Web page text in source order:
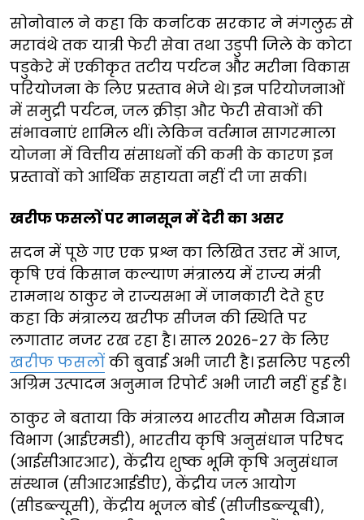
सोनोवाल ने कहा कि कर्नाटक सरकार ने मंगलुरु से
मरावंथे तक यात्री फेरी सेवा तथा उडुपी जिले के कोटा
पडुकेरे में एकीकृत तटीय पर्यटन और मरीना विकास
परियोजना के लिए प्रस्ताव भेजे थे। इन परियोजनाओं
में समुद्री पर्यटन, जल क्रीड़ा और फेरी सेवाओं की
संभावनाएं शामिल थीं। लेकिन वर्तमान सागरमाला
योजना में वित्तीय संसाधनों की कमी के कारण इन
प्रस्तावों को आर्थिक सहायता नहीं दी जा सकी।
खरीफ फसलों पर मानसून में देरी का असर
सदन में पूछे गए एक प्रश्न का लिखित उत्तर में आज,
कृषि एवं किसान कल्याण मंत्रालय में राज्य मंत्री
रामनाथ ठाकुर ने राज्यसभा में जानकारी देते हुए
कहा कि मंत्रालय खरीफ सीजन की स्थिति पर
लगातार नजर रख रहा है। साल 2026-27 के लिए
खरीफ फसलों की बुवाई अभी जारी है। इसलिए पहली
अग्रिम उत्पादन अनुमान रिपोर्ट अभी जारी नहीं हुई है।
ठाकुर ने बताया कि मंत्रालय भारतीय मौसम विज्ञान
विभाग (आईएमडी), भारतीय कृषि अनुसंधान परिषद
(आईसीआरआर), केंद्रीय शुष्क भूमि कृषि अनुसंधान
संस्थान (सीआरआईडीए), केंद्रीय जल आयोग
(सीडब्ल्यूसी), केंद्रीय भूजल बोर्ड (सीजीडब्ल्यूबी),